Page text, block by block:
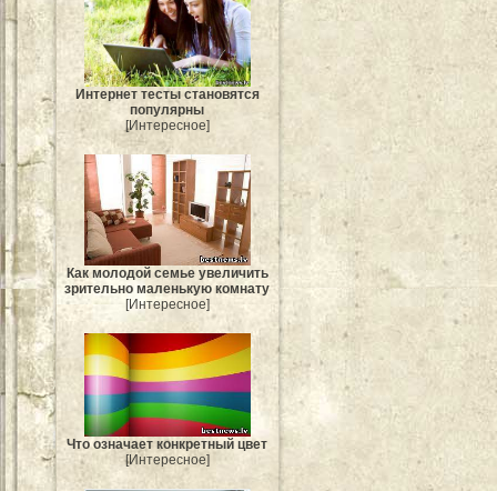
Интернет тесты становятся
популярны
[Интересное]
Как молодой семье увеличить
зрительно маленькую комнату
[Интересное]
Что означает конкретный цвет
[Интересное]